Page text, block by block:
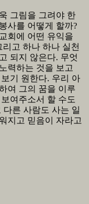
그림을 그려야 한
사를 어떻게 할까?
회에 어떤 유익을
고 하나 하나 실천
되지 않은다. 무엇
력하는 것을 보고
기 원한다. 우리 아
여 그의 꿈을 이루
여주소서 할 수도
른 사람도 사는 일
지고 믿음이 자라고